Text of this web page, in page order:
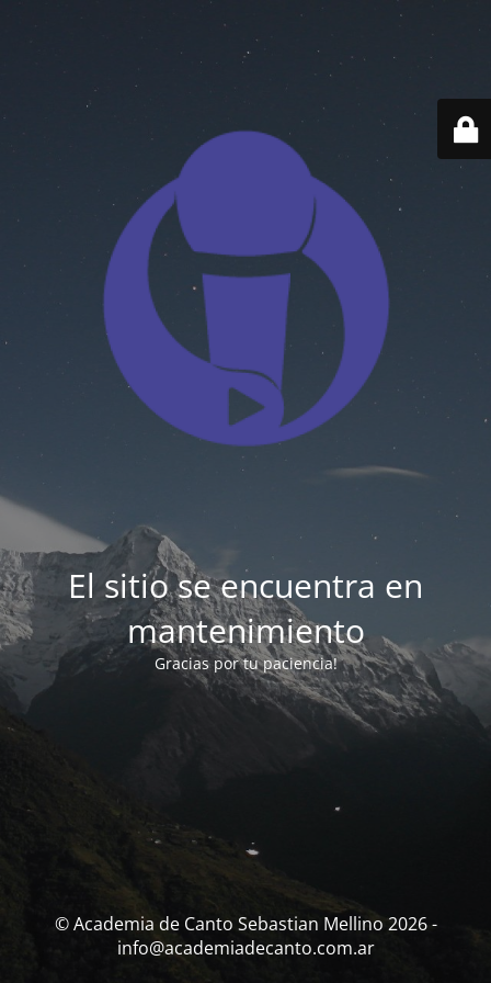
El sitio se encuentra en
mantenimiento
Gracias por tu paciencia!
© Academia de Canto Sebastian Mellino 2026 -
info@academiadecanto.com.ar